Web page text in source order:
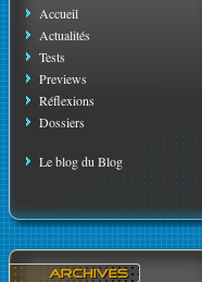
Accueil
Actualités
Tests
Previews
Réflexions
Dossiers
Le blog du Blog